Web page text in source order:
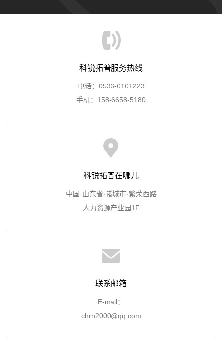
科锐拓普服务热线
电话：0536-6161223
手机：158-6658-5180
科锐拓普在哪儿
中国·山东省·诸城市·繁荣西路
人力资源产业园1F
联系邮箱
E-mail：
chrn2000@qq.com